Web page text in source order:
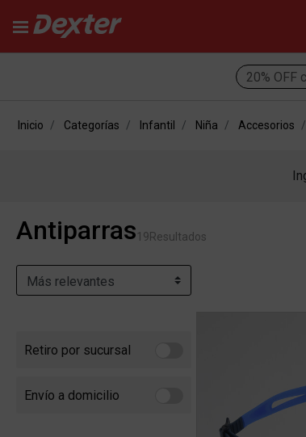
20% OFF
Inicio Categorías Infantil Niña Accesorios
Antiparras19Resultados
Retiro por sucursal
Refine by Retiro por sucursal: Retiro por sucursal
Envío a domicilio
Refine by Envío a domicilio: Envio a domicilio